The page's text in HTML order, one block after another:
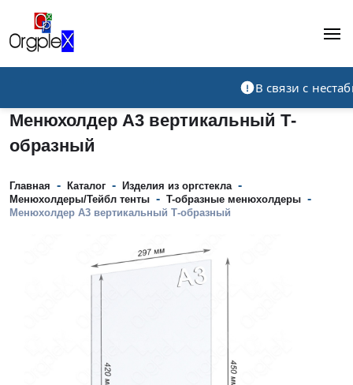
В связи с
Менюхолдер А3 вертикальный Т-
образный
Главная - Каталог - Изделия из оргстекла -
Менюхолдеры/Тейбл тенты - T-образные менюхолдеры -
Менюхолдер А3 вертикальный Т-образный